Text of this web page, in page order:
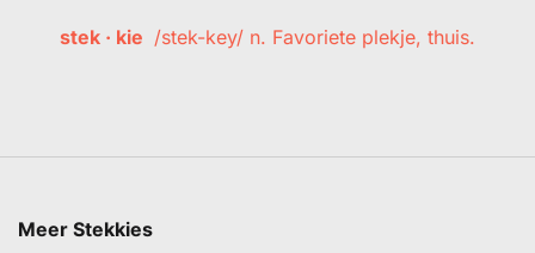
stek · kie /stek-key/ n. Favoriete plekje, thuis.
Meer Stekkies